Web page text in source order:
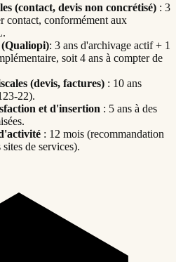
(contact, devis non concrétisé) : 3
contact, conformément aux
: 3 ans d'archivage actif + 1
soit 4 ans à compter de
(devis, factures) : 10 ans
22).
et d'insertion : 5 ans à des
: 12 mois (recommandation
de services).